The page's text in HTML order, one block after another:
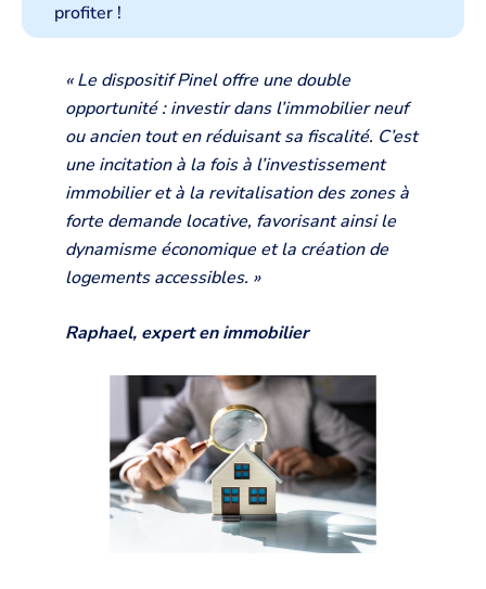
profiter !
« Le dispositif Pinel offre une double
opportunité : investir dans l’immobilier neuf
ou ancien tout en réduisant sa fiscalité. C’est
une incitation à la fois à l’investissement
immobilier et à la revitalisation des zones à
forte demande locative, favorisant ainsi le
dynamisme économique et la création de
logements accessibles. »
Raphael, expert en immobilier